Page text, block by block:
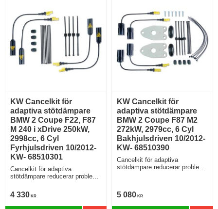
KW Cancelkit för
adaptiva stötdämpare
BMW 2 Coupe F22, F87
M 240 i xDrive 250kW,
2998cc, 6 Cyl
Fyrhjulsdriven 10/2012-
KW- 68510301
Cancelkit för adaptiva
stötdämpare reducerar problem
4 330 KR
KW Cancelkit för
adaptiva stötdämpare
BMW 2 Coupe F87 M2
272kW, 2979cc, 6 Cyl
Bakhjulsdriven 10/2012-
KW- 68510390
Cancelkit för adaptiva
stötdämpare reducerar problem
5 080 KR